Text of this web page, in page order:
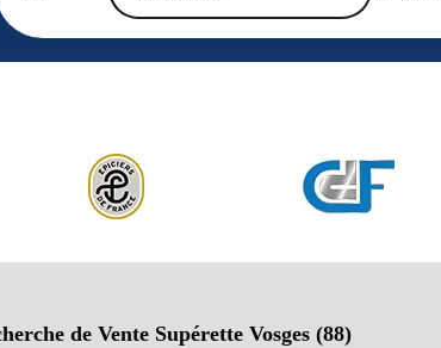
de Vente Supérette Vosges (88)